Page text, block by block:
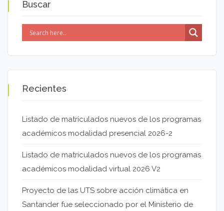
Buscar
Recientes
Listado de matriculados nuevos de los programas
académicos modalidad presencial 2026-2
Listado de matriculados nuevos de los programas
académicos modalidad virtual 2026 V2
Proyecto de las UTS sobre acción climática en
Santander fue seleccionado por el Ministerio de